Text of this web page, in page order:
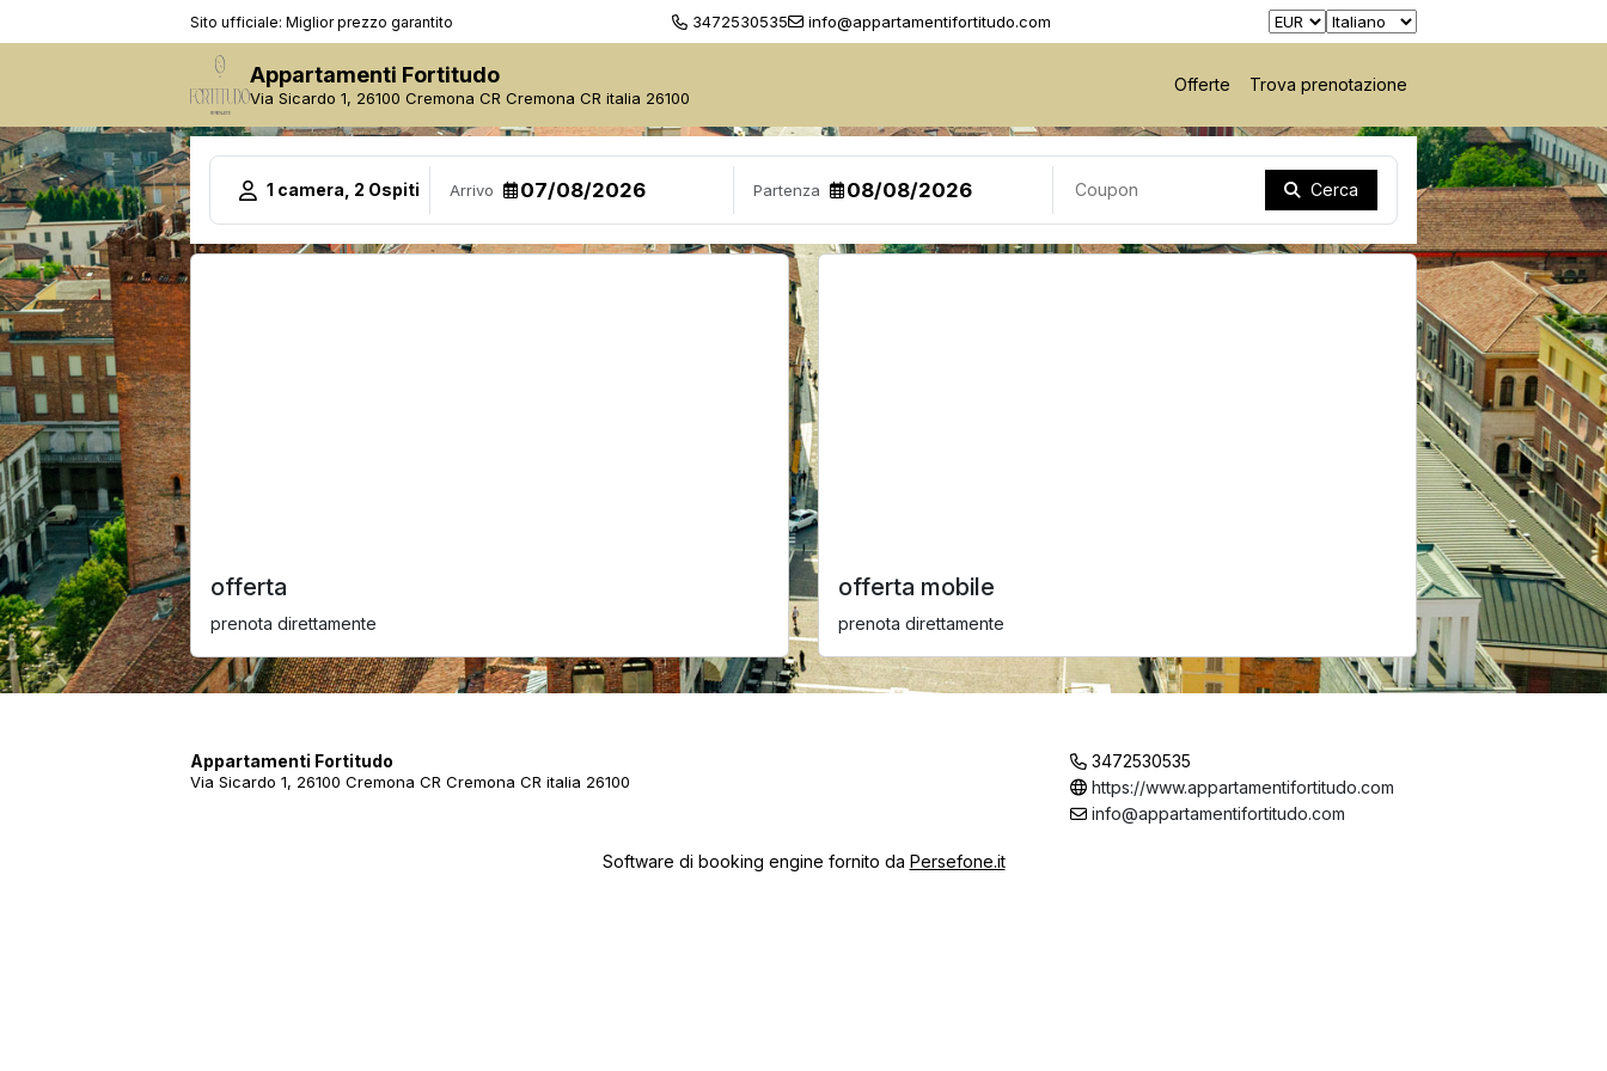
Sito ufficiale: Miglior prezzo garantito 3472530535 info@appartamentifortitudo.com
Appartamenti Fortitudo
Via Sicardo 1, 26100 Cremona CR Cremona CR italia 26100
Offerte Trova prenotazione
1 camera, 2 Ospiti Arrivo Partenza Cerca
offerta
prenota direttamente
offerta mobile
prenota direttamente
Appartamenti Fortitudo
Via Sicardo 1, 26100 Cremona CR Cremona CR italia 26100
3472530535
https://www.appartamentifortitudo.com
info@appartamentifortitudo.com
Software di booking engine fornito da Persefone.it